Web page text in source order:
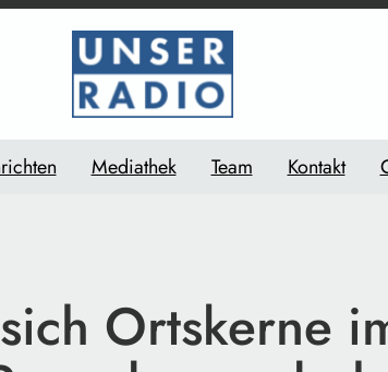
Mediathek Team Kontakt
Ortskerne